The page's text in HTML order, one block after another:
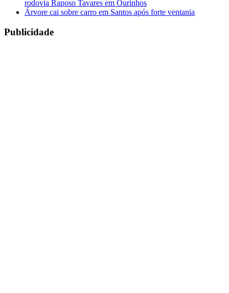
rodovia Raposo Tavares em Ourinhos
Árvore cai sobre carro em Santos após forte ventania
Publicidade